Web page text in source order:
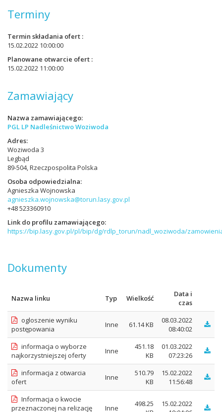
Terminy
Termin składania ofert
15.02.2022 10:00:00
Planowane otwarcie ofert
15.02.2022 11:00:00
Zamawiający
Nazwa zamawiającego
PGL LP Nadleśnictwo Woziwoda
Adres
Woziwoda 3
Legbąd
89-504, Rzeczpospolita Polska
Osoba odpowiedzialna
Agnieszka Wojnowska
agnieszka.wojnowska@torun.lasy.gov.pl
+48 523360910
Link do profilu zamawiającego
https://bip.lasy.gov.pl/pl/bip/dg/rdlp_torun/nadl_woziwoda/
Dokumenty
Nazwa linku Typ Wielkość
Data i
czas
ogloszenie wyniku
postępowania
Inne 61.14 KB
08.03.2022
08:40:02
informacja o wyborze
najkorzystniejszej oferty
Inne
451.18
KB
01.03.2022
07:23:26
informacja z otwarcia
ofert
Inne
510.79
KB
15.02.2022
11:56:48
Informacja o kwocie
przeznaczonej na relizację
Inne
498.25
15.02.2022